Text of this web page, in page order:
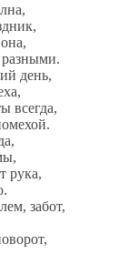
разными.
день,
всегда,
рука,
забот,